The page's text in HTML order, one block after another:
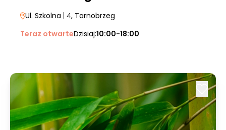
Ul. Szkolna | 4, Tarnobrzeg
Teraz otwarteDzisiaj:10:00-18:00